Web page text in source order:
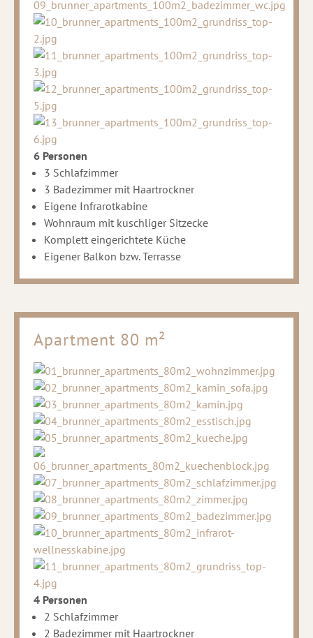
6 Personen
3 Schlafzimmer
3 Badezimmer mit Haartrockner
Eigene Infrarotkabine
Wohnraum mit kuschliger Sitzecke
Komplett eingerichtete Küche
Eigener Balkon bzw. Terrasse
Apartment 80 m²
4 Personen
2 Schlafzimmer
2 Badezimmer mit Haartrockner